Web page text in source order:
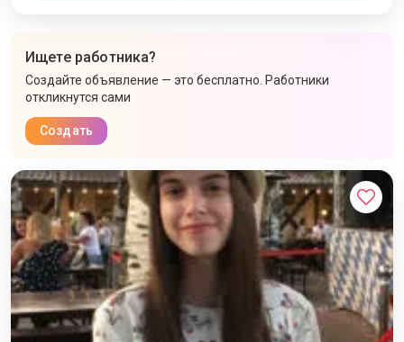
Ищете работника?
Создайте объявление — это бесплатно. Работники
откликнутся сами
Создать